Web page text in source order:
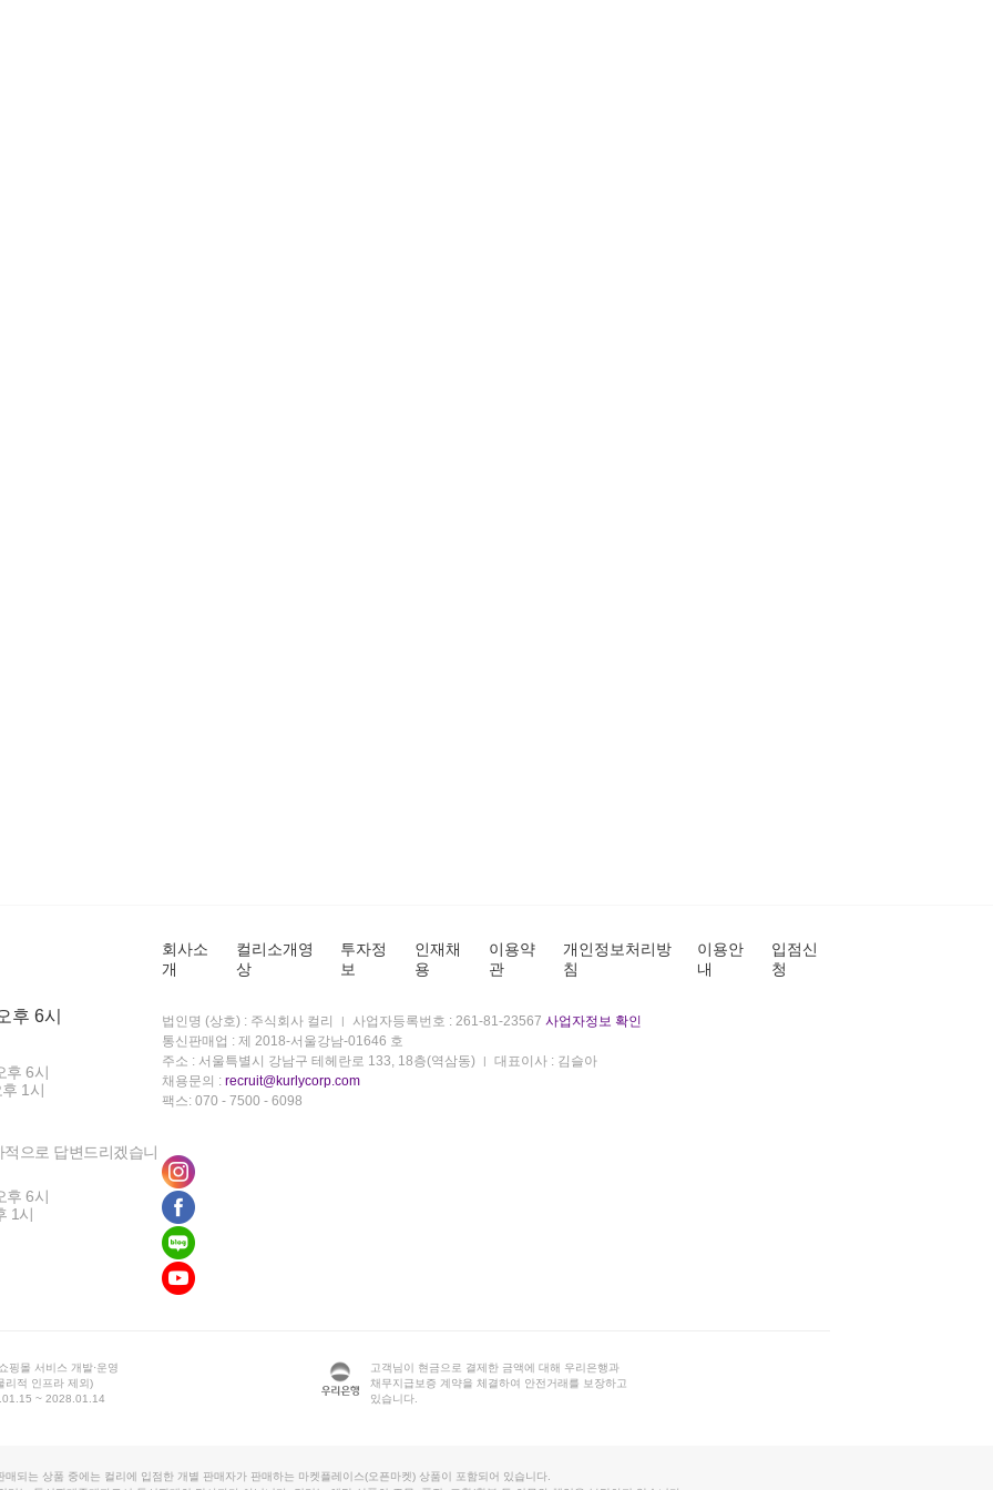
후 6시
후 6시
1시
으로 답변드리겠습니
후 6시
1시
회사소
개
컬리소개영
상
투자정
보
인재채
용
이용약
관
개인정보처리방
침
이용안
내
입점신
청
법인명 (상호) : 주식회사 컬리 사업자등록번호 : 261-81-23567 사업자정보 확인
통신판매업 : 제 2018-서울강남-01646 호
주소 : 서울특별시 강남구 테헤란로 133, 18층(역삼동)
대표이사 : 김슬아
채용문의 : recruit@kurlycorp.com
팩스: 070 - 7500 - 6098
핑몰 서비스 개발·운영
리적 인프라 제외)
~ 2028.01.14
고객님이 현금으로 결제한 금액에 대해 우리은행과
채무지급보증 계약을 체결하여 안전거래를 보장하고
있습니다.
매되는 상품 중에는 컬리에 입점한 개별 판매자가 판매하는 마켓플레이스(오픈마켓) 상품이 포함되어 있습니다.